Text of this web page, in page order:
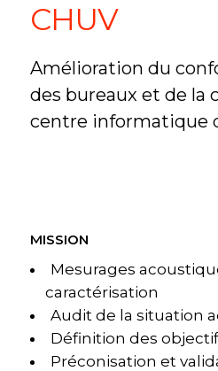
CHUV
Amélioration du
des bureaux et de la
centre informatique
MISSION
Mesurages
caractérisation
Audit de la situation
Définition des
Préconisation et